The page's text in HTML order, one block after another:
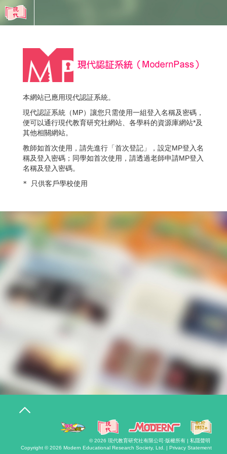
本網站已應用現代認証系統。
現代認証系統（MP）讓您只需使用一組登入名稱及密碼，
便可以通行現代教育研究社網站、各學科的資源庫網站*及
其他相關網站。
教師如首次使用，請先進行「首次登記」，設定MP登入名
稱及登入密碼；同學如首次使用，請透過老師申請MP登入
名稱及登入密碼。
* 只供客戶學校使用
T
n
© 2026 現代教育研究社有限公司 ·版權所有 | 私隱聲明
Copyright © 2026 Modern Educational Research Society, Ltd. | Privacy Statement